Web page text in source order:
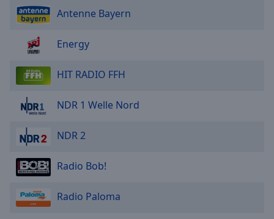
Antenne Bayern
Energy
HIT RADIO FFH
NDR 1 Welle Nord
NDR 2
Radio Bob!
Radio Paloma